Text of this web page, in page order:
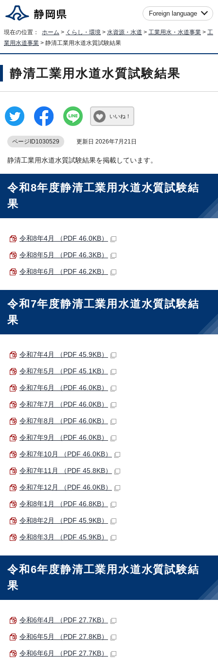
Foreign language
現在の位置： ホーム > くらし・環境 > 水資源・水道 > 工業用水・水道事業 > 工
業用水道事業 > 静清工業用水道水質試験結果
静清工業用水道水質試験結果
いいね！
ページID1030529 更新日 2026年7月21日
静清工業用水道水質試験結果を掲載しています。
令和8年度静清工業用水道水質試験結
果
令和8年4月 （PDF 46.0KB）
令和8年5月 （PDF 46.3KB）
令和8年6月 （PDF 46.2KB）
令和7年度静清工業用水道水質試験結
果
令和7年4月 （PDF 45.9KB）
令和7年5月 （PDF 45.1KB）
令和7年6月 （PDF 46.0KB）
令和7年7月 （PDF 46.0KB）
令和7年8月 （PDF 46.0KB）
令和7年9月 （PDF 46.0KB）
令和7年10月 （PDF 46.0KB）
令和7年11月 （PDF 45.8KB）
令和7年12月 （PDF 46.0KB）
令和8年1月 （PDF 46.8KB）
令和8年2月 （PDF 45.9KB）
令和8年3月 （PDF 45.9KB）
令和6年度静清工業用水道水質試験結
果
令和6年4月 （PDF 27.7KB）
令和6年5月 （PDF 27.8KB）
令和6年6月 （PDF 27.7KB）